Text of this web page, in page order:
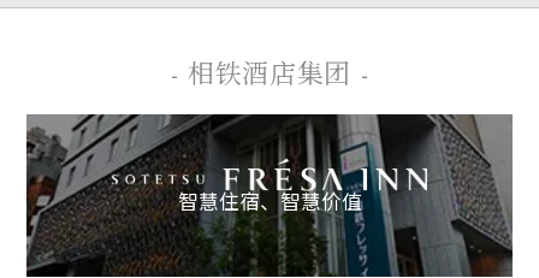
- 相铁酒店集团 -
智慧住宿、智慧价值